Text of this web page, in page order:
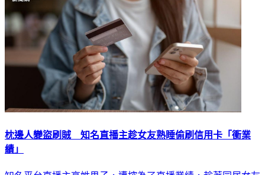
枕邊人變盜刷賊 知名直播主趁女友熟睡偷刷信用卡「衝業